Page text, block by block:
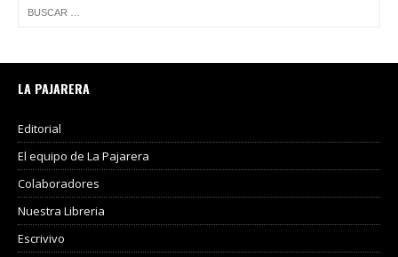
LA PAJARERA
Editorial
El equipo de La Pajarera
Colaboradores
Nuestra Libreria
Escrivivo